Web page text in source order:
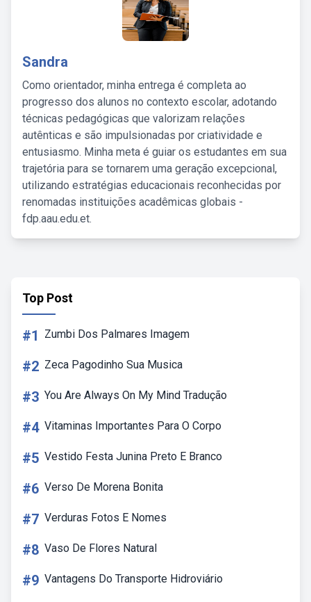
Sandra
Como orientador, minha entrega é completa ao
progresso dos alunos no contexto escolar, adotando
técnicas pedagógicas que valorizam relações
autênticas e são impulsionadas por criatividade e
entusiasmo. Minha meta é guiar os estudantes em sua
trajetória para se tornarem uma geração excepcional,
utilizando estratégias educacionais reconhecidas por
renomadas instituições acadêmicas globais -
fdp.aau.edu.et.
Top Post
#1 Zumbi Dos Palmares Imagem
#2 Zeca Pagodinho Sua Musica
#3 You Are Always On My Mind Tradução
#4 Vitaminas Importantes Para O Corpo
#5 Vestido Festa Junina Preto E Branco
#6 Verso De Morena Bonita
#7 Verduras Fotos E Nomes
#8 Vaso De Flores Natural
#9 Vantagens Do Transporte Hidroviário